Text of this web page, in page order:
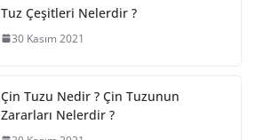
Tuz Çeşitleri Nelerdir ?
30 Kasım 2021
Çin Tuzu Nedir ? Çin Tuzunun
Zararları Nelerdir ?